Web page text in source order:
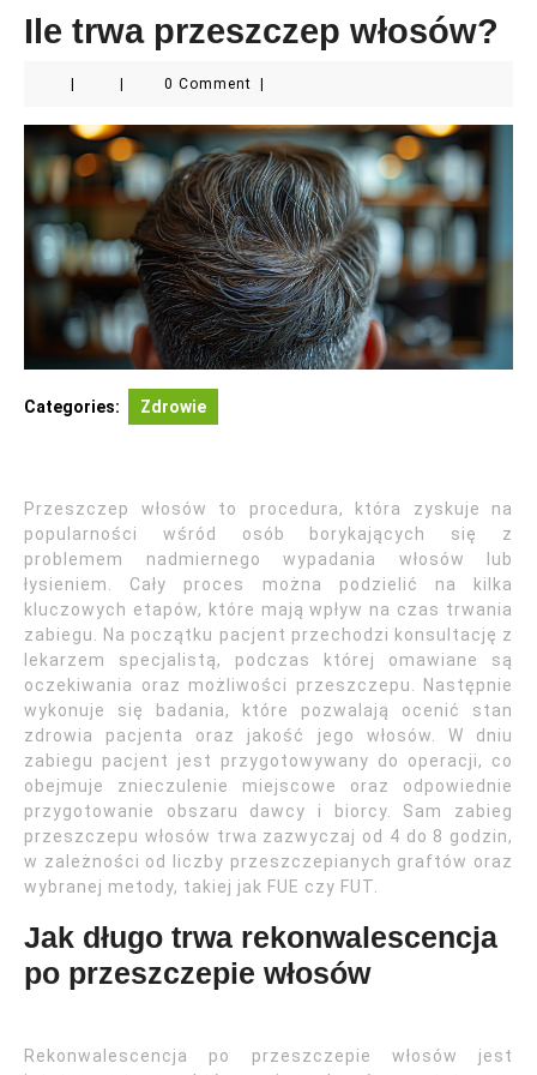
Ile trwa przeszczep włosów?
0 Comment
Categories: Zdrowie
Przeszczep włosów to procedura, która zyskuje na
popularności wśród osób borykających się z
problemem nadmiernego wypadania włosów lub
łysieniem. Cały proces można podzielić na kilka
kluczowych etapów, które mają wpływ na czas trwania
zabiegu. Na początku pacjent przechodzi konsultację z
lekarzem specjalistą, podczas której omawiane są
oczekiwania oraz możliwości przeszczepu. Następnie
wykonuje się badania, które pozwalają ocenić stan
zdrowia pacjenta oraz jakość jego włosów. W dniu
zabiegu pacjent jest przygotowywany do operacji, co
obejmuje znieczulenie miejscowe oraz odpowiednie
przygotowanie obszaru dawcy i biorcy. Sam zabieg
przeszczepu włosów trwa zazwyczaj od 4 do 8 godzin,
w zależności od liczby przeszczepianych graftów oraz
wybranej metody, takiej jak FUE czy FUT.
Jak długo trwa rekonwalescencja
po przeszczepie włosów
Rekonwalescencja po przeszczepie włosów jest